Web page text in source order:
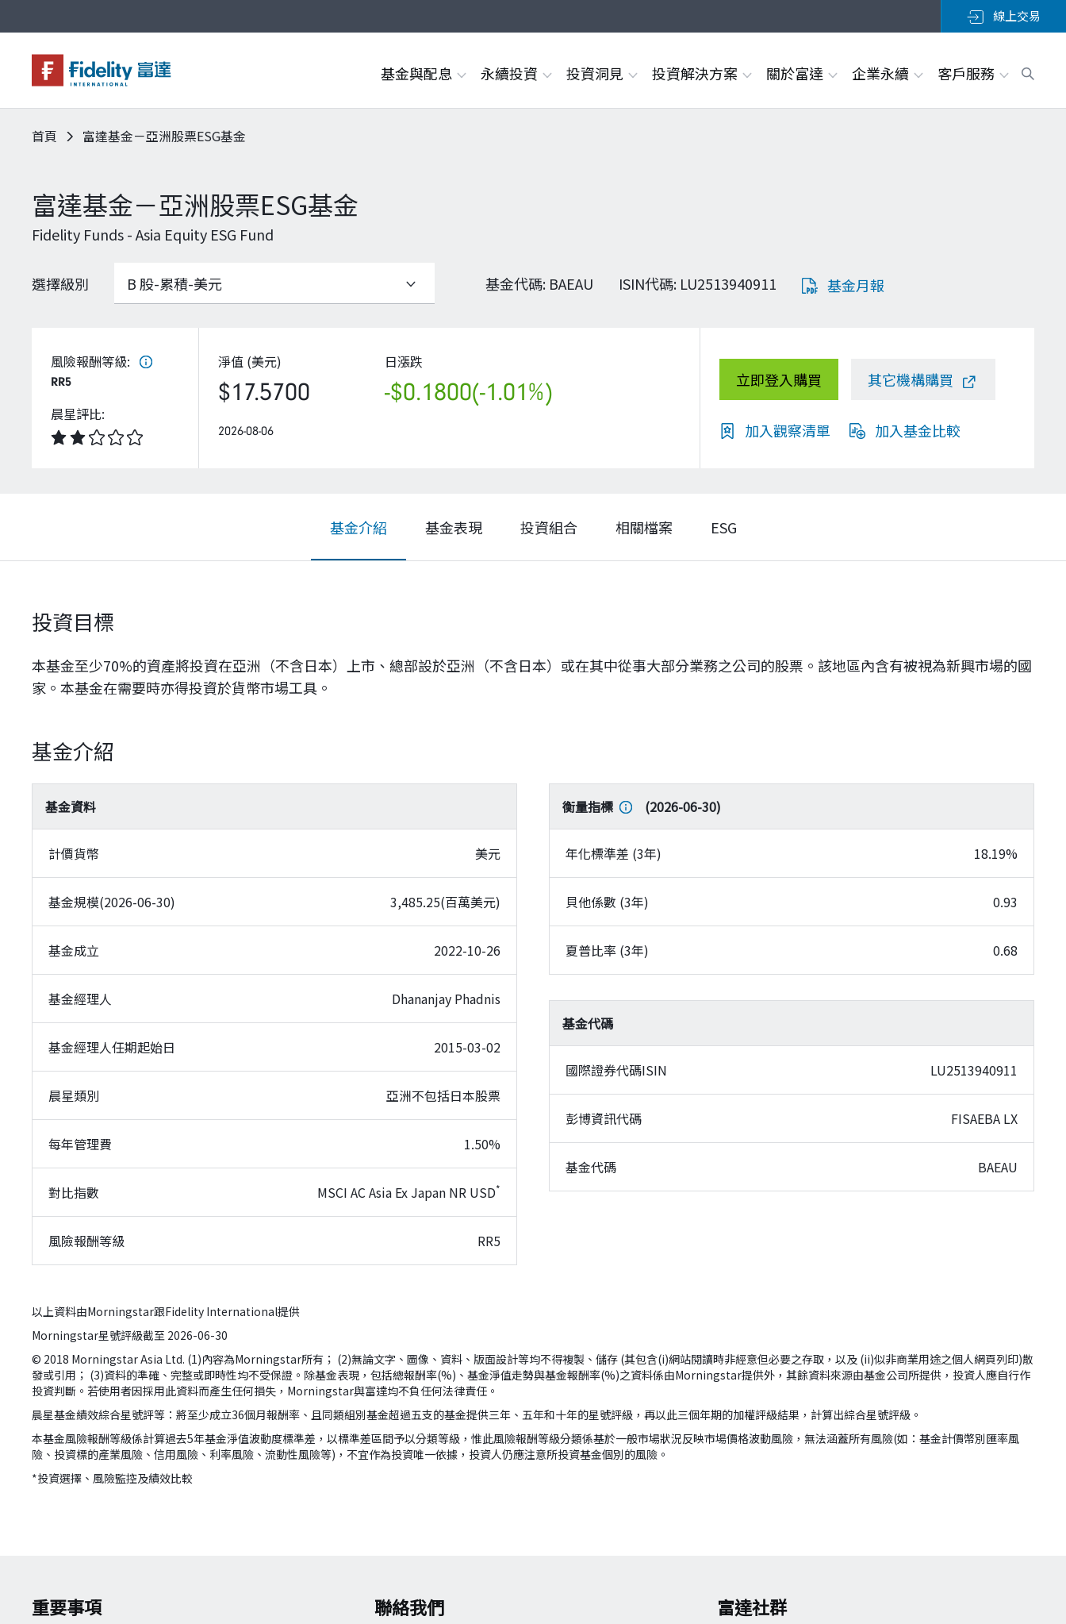
線上交易
基金與配息
基金與配息
永續投資
永續投資
投資洞見
投資洞見
投資解決方案
投資解決方案
關於富達
關於富達
企業永續
企業永續
客戶服務
客戶服務
首頁 富達基金－亞洲股票ESG基金
富達基金－亞洲股票ESG基金
Fidelity Funds - Asia Equity ESG Fund
選擇級別 基金代碼: BAEAU ISIN代碼: LU2513940911 基金月報
風險報酬等級:
RR5
晨星評比:
淨值 (美元)
$17.5700
日漲跌
-$0.1800(-1.01%)
2026-08-06
立即登入購買 其它機構購買
加入觀察清單 加入基金比較
基金介紹 基金表現 投資組合 相關檔案 ESG
投資目標
本基金至少70%的資產將投資在亞洲（不含日本）上市、總部設於亞洲（不含日本）或在其中從事大部分業務之公司的股票。該地區內含有被視為新興市場的國
家。本基金在需要時亦得投資於貨幣市場工具。
基金介紹
基金資料
計價貨幣 美元
基金規模(2026-06-30) 3,485.25(百萬美元)
基金成立 2022-10-26
基金經理人 Dhananjay Phadnis
基金經理人任期起始日 2015-03-02
晨星類別 亞洲不包括日本股票
每年管理費 1.50%
對比指數 MSCI AC Asia Ex Japan NR USD*
風險報酬等級 RR5
衡量指標 (2026-06-30)
年化標準差 (3年) 18.19%
貝他係數 (3年) 0.93
夏普比率 (3年) 0.68
基金代碼
國際證券代碼ISIN LU2513940911
彭博資訊代碼 FISAEBA LX
基金代碼 BAEAU
以上資料由Morningstar跟Fidelity International提供
Morningstar星號評級截至 2026-06-30
© 2018 Morningstar Asia Ltd. (1)內容為Morningstar所有； (2)無論文字、圖像、資料、版面設計等均不得複製、儲存 (其包含(i)網站閱讀時非經意但必要之存取，以及 (ii)似非商業用途之個人網頁列印)散
發或引用； (3)資料的準確、完整或即時性均不受保證。除基金表現，包括總報酬率(%)、基金淨值走勢與基金報酬率(%)之資料係由Morningstar提供外，其餘資料來源由基金公司所提供，投資人應自行作
投資判斷。若使用者因採用此資料而產生任何損失，Morningstar與富達均不負任何法律責任。
晨星基金績效綜合星號評等：將至少成立36個月報酬率、且同類組別基金超過五支的基金提供三年、五年和十年的星號評級，再以此三個年期的加權評級結果，計算出綜合星號評級。
本基金風險報酬等級係計算過去5年基金淨值波動度標準差，以標準差區間予以分類等級，惟此風險報酬等級分類係基於一般市場狀況反映市場價格波動風險，無法涵蓋所有風險(如：基金計價幣別匯率風
險、投資標的產業風險、信用風險、利率風險、流動性風險等)，不宜作為投資唯一依據，投資人仍應注意所投資基金個別的風險。
*投資選擇、風險監控及績效比較
重要事項 聯絡我們 富達社群